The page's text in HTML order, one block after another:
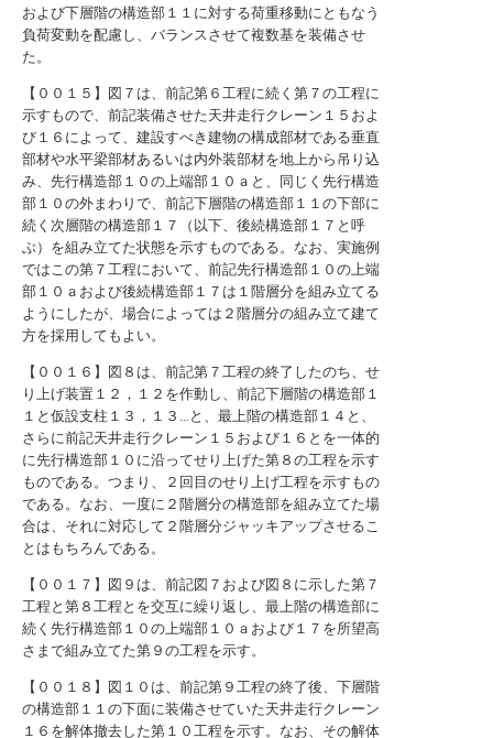
および下層階の構造部１１に対する荷重移動にともなう
負荷変動を配慮し、バランスさせて複数基を装備させ
た。
【００１５】図７は、前記第６工程に続く第７の工程に
示すもので、前記装備させた天井走行クレーン１５およ
び１６によって、建設すべき建物の構成部材である垂直
部材や水平梁部材あるいは内外装部材を地上から吊り込
み、先行構造部１０の上端部１０ａと、同じく先行構造
部１０の外まわりで、前記下層階の構造部１１の下部に
続く次層階の構造部１７（以下、後続構造部１７と呼
ぶ）を組み立てた状態を示すものである。なお、実施例
ではこの第７工程において、前記先行構造部１０の上端
部１０ａおよび後続構造部１７は１階層分を組み立てる
ようにしたが、場合によっては２階層分の組み立て建て
方を採用してもよい。
【００１６】図８は、前記第７工程の終了したのち、せ
り上げ装置１２，１２を作動し、前記下層階の構造部１
１と仮設支柱１３，１３…と、最上階の構造部１４と、
さらに前記天井走行クレーン１５および１６とを一体的
に先行構造部１０に沿ってせり上げた第８の工程を示す
ものである。つまり、２回目のせり上げ工程を示すもの
である。なお、一度に２階層分の構造部を組み立てた場
合は、それに対応して２階層分ジャッキアップさせるこ
とはもちろんである。
【００１７】図９は、前記図７および図８に示した第７
工程と第８工程とを交互に繰り返し、最上階の構造部に
続く先行構造部１０の上端部１０ａおよび１７を所望高
さまで組み立てた第９の工程を示す。
【００１８】図１０は、前記第９工程の終了後、下層階
の構造部１１の下面に装備させていた天井走行クレーン
１６を解体撤去した第１０工程を示す。なお、その解体